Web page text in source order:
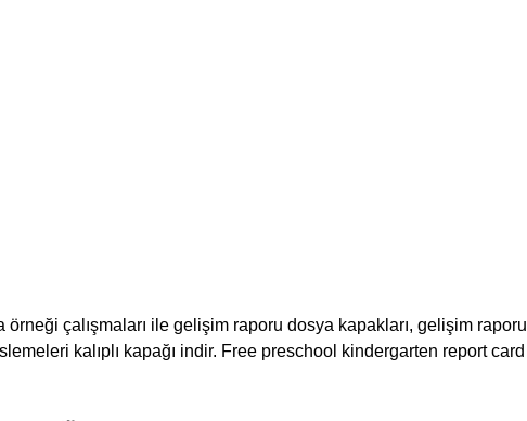
çalışmaları ile gelişim raporu dosya kapakları, gelişim raporu
kalıplı kapağı indir. Free preschool kindergarten report card